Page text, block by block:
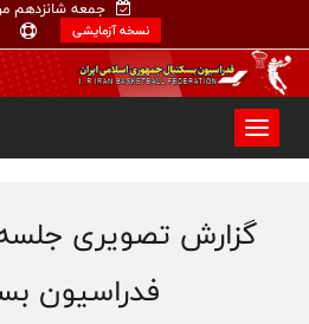
جمعه شانزدهم
نسخه آزمایشی
گزارش تصویری
فدراسیون